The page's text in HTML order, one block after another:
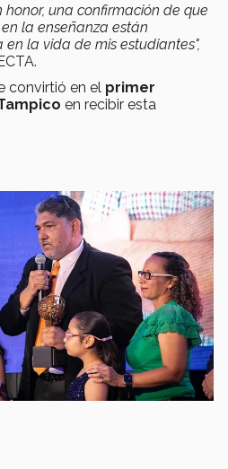
honor, una confirmación de que
la enseñanza están
la vida de mis estudiantes",
convirtió en el primer
en recibir esta